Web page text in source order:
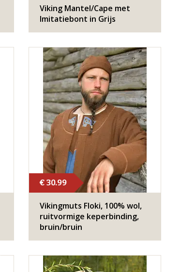
Viking Mantel/Cape met
Imitatiebont in Grijs
€ 30.99
Vikingmuts Floki, 100% wol,
ruitvormige keperbinding,
bruin/bruin